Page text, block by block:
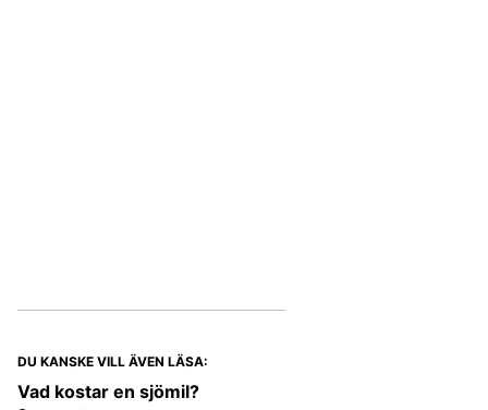
DU KANSKE VILL ÄVEN LÄSA:
Vad kostar en sjömil?